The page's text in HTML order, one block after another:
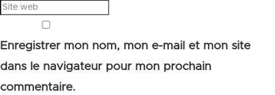
Enregistrer mon nom, mon e-mail et mon site
dans le navigateur pour mon prochain
commentaire.